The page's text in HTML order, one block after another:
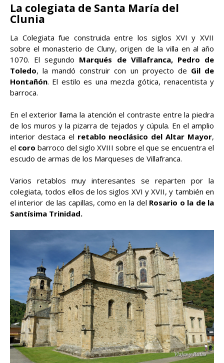
La colegiata de Santa María del
Clunia
La Colegiata fue construida entre los siglos XVI y XVII
sobre el monasterio de Cluny, origen de la villa en al año
1070. El segundo Marqués de Villafranca, Pedro de
Toledo, la mandó construir con un proyecto de Gil de
Hontañón. El estilo es una mezcla gótica, renacentista y
barroca.
En el exterior llama la atención el contraste entre la piedra
de los muros y la pizarra de tejados y cúpula. En el amplio
interior destaca el retablo neoclásico del Altar Mayor,
el coro barroco del siglo XVIII sobre el que se encuentra el
escudo de armas de los Marqueses de Villafranca.
Varios retablos muy interesantes se reparten por la
colegiata, todos ellos de los siglos XVI y XVII, y también en
el interior de las capillas, como en la del Rosario o la de la
Santísima Trinidad.